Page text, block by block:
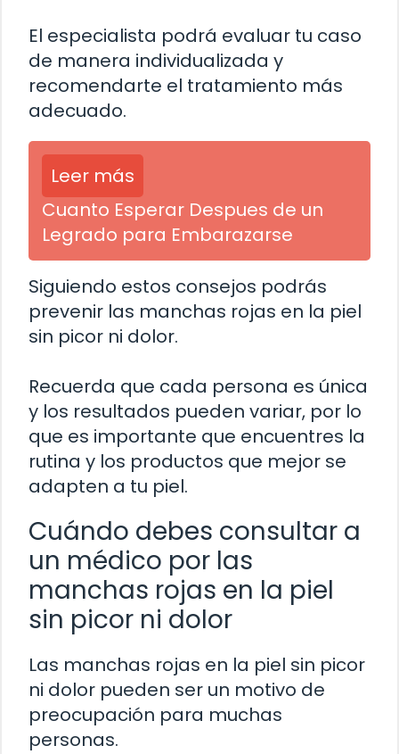
El especialista podrá evaluar tu caso
de manera individualizada y
recomendarte el tratamiento más
adecuado.
Leer más
Cuanto Esperar Despues de un
Legrado para Embarazarse
Siguiendo estos consejos podrás
prevenir las manchas rojas en la piel
sin picor ni dolor.
Recuerda que cada persona es única
y los resultados pueden variar, por lo
que es importante que encuentres la
rutina y los productos que mejor se
adapten a tu piel.
Cuándo debes consultar a
un médico por las
manchas rojas en la piel
sin picor ni dolor
Las manchas rojas en la piel sin picor
ni dolor pueden ser un motivo de
preocupación para muchas
personas.